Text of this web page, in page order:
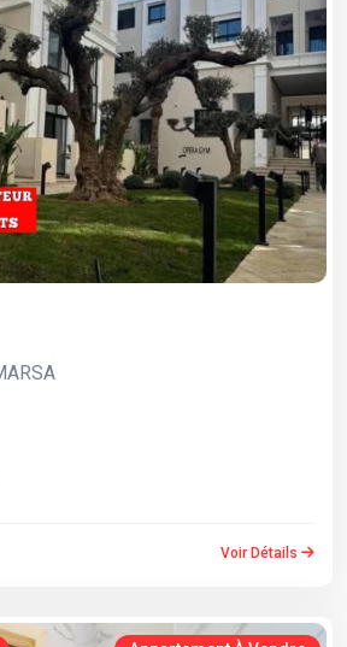
Voir Détails